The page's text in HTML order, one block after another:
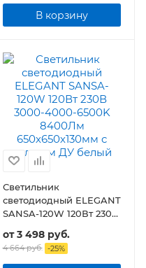
В корзину
Светильник
светодиодный ELEGANT
SANSA-120W 120Вт 230В
8400Лм 650х650х130мм
c пультом ДУ белый
от3 498 руб.
4 664 руб. -25%